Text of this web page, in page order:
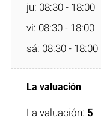
ju: 08:30 - 18:00
vi: 08:30 - 18:00
sá: 08:30 - 18:00
La valuación: 5